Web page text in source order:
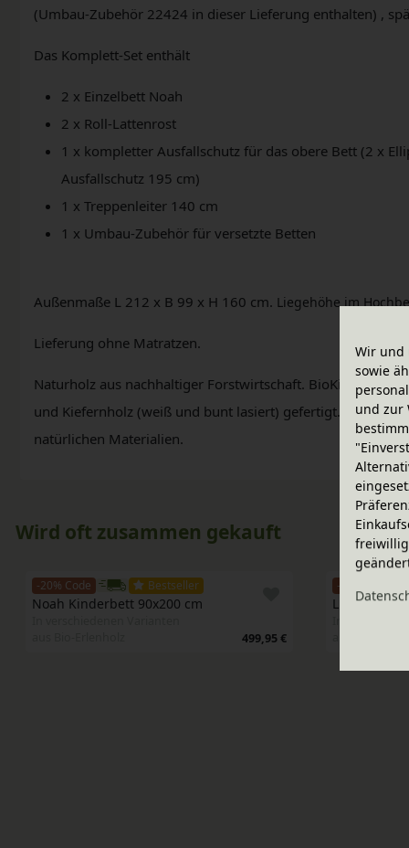
(Umbau-Zubehör 22424 in dieser Lieferung enthalten) ,
Das Komplett-Set enthält
2 x Einzelbett Noah
2 x Roll-Lattenrost
1 x kompletter Ausfallschutz für das obere Bett (2 x
Ausfallschutz 195 cm)
1 x Treppenleiter 140 cm
1 x Umbau-Zubehör für versetzte Betten
Außenmaße L 212 x B 99 x H 160 cm. Liegehöhe im
Lieferung ohne Matratzen.
Naturholz aus nachhaltiger Forstwirtschaft. BioKinder
und Kiefernholz (weiß und bunt lasiert) gefertigt. Veredelt
natürlichen Materialien.
Wird oft zusammen gekauft
-20% Code Bestseller
Noah Kinderbett 90x200 cm
499,95 €
-20% Code
Luca
In
Wir und
sowie
und zur